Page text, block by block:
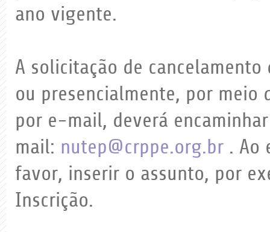
ano vigente.
A solicitação de
ou presencialmente, por meio
por e-mail, deverá
mail: nutep@crppe.org.br . Ao
favor, inserir o assunto, por
Inscrição.